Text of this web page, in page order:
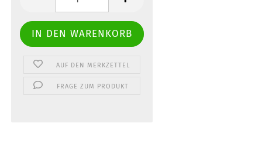
AUF DEN MERKZETTEL
FRAGE ZUM PRODUKT